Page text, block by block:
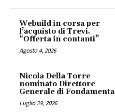
Webuild in corsa per
l’acquisto di Trevi.
“Offerta in contanti”
Agosto 4, 2026
Nicola Della Torre
nominato Direttore
Generale di Fondamenta
Luglio 29, 2026